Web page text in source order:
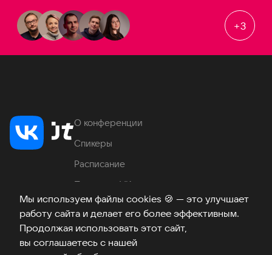
Мы используем файлы cookies 🍪 — это улучшает
работу сайта и делает его более эффективным.
Продолжая использовать этот сайт,
вы соглашаетесь с нашей
+3
О конференции
Спикеры
Расписание
Продукты VK
Место проведения
Часто задаваемые вопросы